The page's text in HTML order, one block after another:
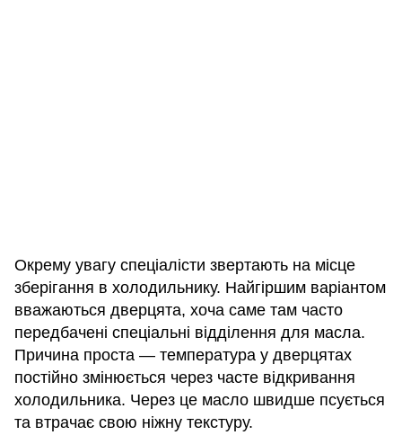
Окрему увагу спеціалісти звертають на місце
зберігання в холодильнику. Найгіршим варіантом
вважаються дверцята, хоча саме там часто
передбачені спеціальні відділення для масла.
Причина проста — температура у дверцятах
постійно змінюється через часте відкривання
холодильника. Через це масло швидше псується
та втрачає свою ніжну текстуру.